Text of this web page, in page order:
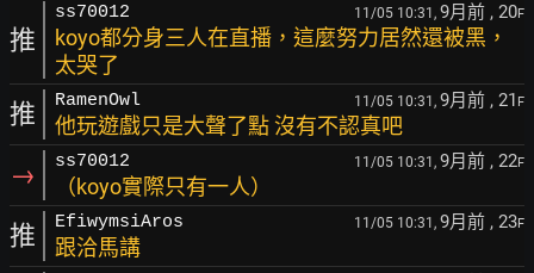
推
ss70012 11/05 10:31, 9月前 , 20F
koyo都分身三人在直播，這麼努力居然還被黑，
太哭了
推 RamenOwl 11/05 10:31, 9月前 , 21 F
他玩遊戲只是大聲了點 沒有不認真吧
→ ss70012 11/05 10:31, 9月前 , 22F
（koyo實際只有一人）
推 EfiwymsiAros 11/05 10:31, 9月前 , 23F
跟洽馬講